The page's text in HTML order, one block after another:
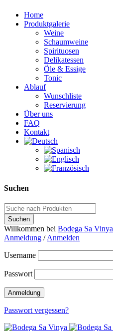
Home
Produktgalerie
Weine
Schaumweine
Spirituosen
Delikatessen
Öle & Essige
Tonic
Ablauf
Wunschliste
Reservierung
Über uns
FAQ
Kontakt
Suchen
Willkommen bei Bodega Sa Vinya
Anmeldung /Anmelden
Username
Passwort
Passwort vergessen?